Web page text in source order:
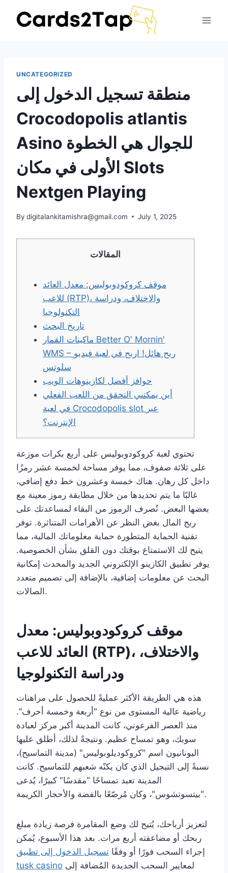
UNCATEGORIZED
منطقة تسجيل الدخول إلى
Crocodopolis atlantis
Asino للجوال هي الخطوة
الأولى في مكان Slots
Nextgen Playing
By digitalankitamishra@gmail.com July 1, 2025
المقالات
موقف كروكودوبوليس: معدل العائد
للاعب (RTP)، والاختلاف، ودراسة
التكنولوجيا
تاريخ البحث
ماكينات القمار Better O' Mornin'
WMS – ربح هائل! اربح في لعبة فيديو
سلوتس
حوافز أفضل لكازينوهات الويب
أين يمكنني التحقق من اللعب الفعلي
في لعبة Crocodopolis slot عبر
الإنترنت؟
تحتوي لعبة كروكودوبوليس على أربع بكرات موزعة
على ثلاثة صفوف، مما يوفر مساحة لخمسة عشر رمزًا
داخل كل رهان. هناك خمسة وعشرون خط دفع إضافي،
غالبًا ما يتم تحديدها من خلال مطابقة رموز معينة مع
بعضها البعض. تُصرف الرموز من البقاء لمساعدتك على
ربح المال بغض النظر عن الأهرامات المتناثرة. توفر
تقنية الحماية المتطورة حماية معلوماتك المالية، مما
يتيح لك الاستمتاع بوقتك دون القلق بشأن الخصوصية.
يوفر تطبيق الكازينو الإلكتروني الجديد والمحدث إمكانية
البحث عن معلومات إضافية، بالإضافة إلى تصميم متعدد
الصالات.
موقف كروكودوبوليس: معدل
العائد للاعب (RTP)، والاختلاف،
ودراسة التكنولوجيا
هذه هي الطريقة الأكثر عمليةً للحصول على مراهنات
رياضية عالية المستوى من نوع "أربعة وخمسة أحرف".
منذ العصر الفرعوني، كانت المدينة أكبر مركز لعبادة
سوبك، وهو تمساح عظيم. ونتيجةً لذلك، أطلق عليها
اليونانيون اسم "كروكوديلوبوليس" (مدينة التماسيح)،
نسبةً إلى التبجيل الذي كان يكنّه شعبهم للتماسيح. كانت
المدينة تعبد تمساحًا "مقدسًا" كبيرًا، يُدعى
"بيتسوتشوس"، وكان مُرصّعًا بالفضة والأحجار الكريمة.
لتعزيز أرباحك، يُتيح لك وضع المقامرة فرصة زيادة مبلغ
ربحك أو مضاعفته أربع مرات. بعد هذا الأسبوع، يُمكن
إجراء السحب فورًا أو وفقًا تسجيل الدخول إلى تطبيق
tusk casino